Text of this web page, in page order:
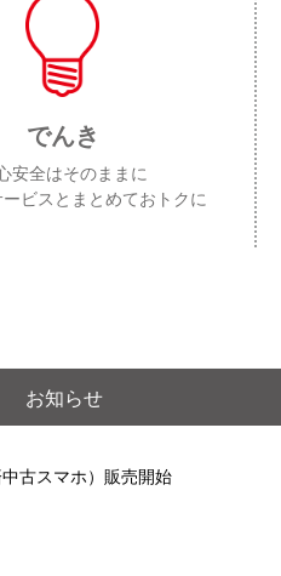
でんき
安全はそのままに
ビスとまとめておトクに
お知らせ
古スマホ）販売開始